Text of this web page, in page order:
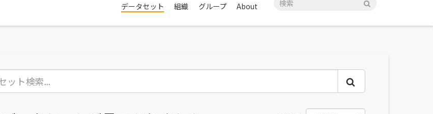
データセット 組織 グループ About